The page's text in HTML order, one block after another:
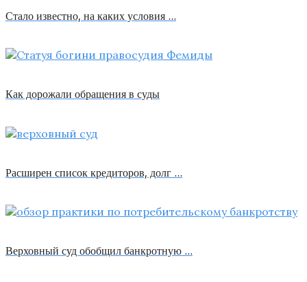
Стало известно, на каких условия …
Как дорожали обращения в суды
Расширен список кредиторов, долг …
Верховный суд обобщил банкротную …